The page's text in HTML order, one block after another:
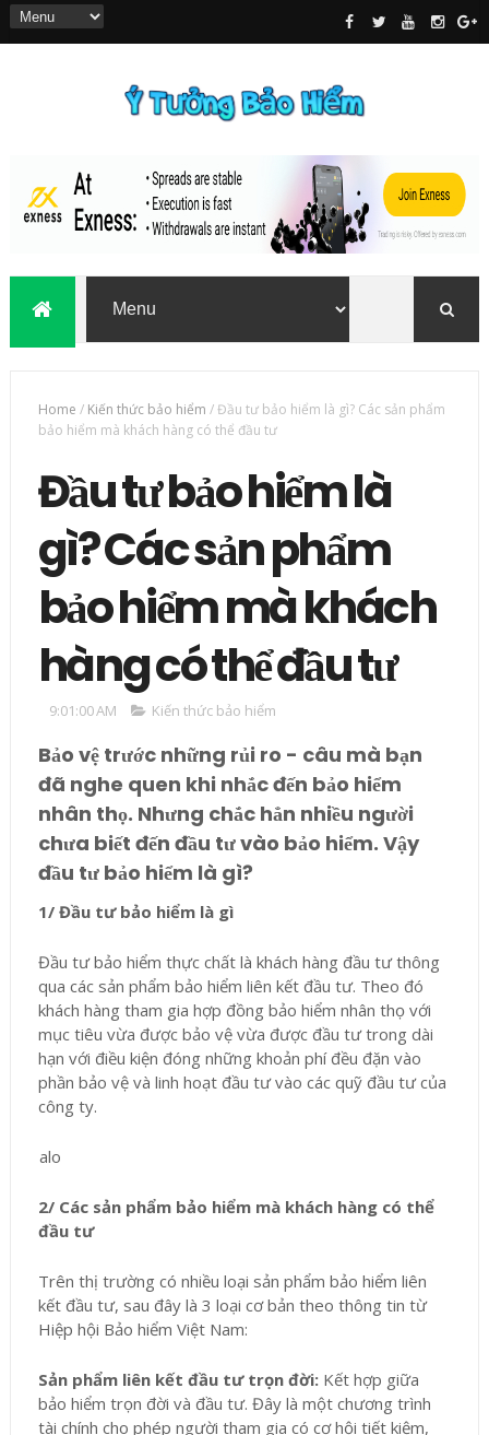
Home / Kiến thức bảo hiểm /Đầu tư bảo hiểm là gì? Các sản phẩm
bảo hiểm mà khách hàng có thể đầu tư
Đầu tư bảo hiểm là
gì? Các sản phẩm
bảo hiểm mà khách
hàng có thể đầu tư
9:01:00 AM Kiến thức bảo hiểm
Bảo vệ trước những rủi ro - câu mà bạn
đã nghe quen khi nhắc đến bảo hiểm
nhân thọ. Nhưng chắc hẳn nhiều người
chưa biết đến đầu tư vào bảo hiểm. Vậy
đầu tư bảo hiểm là gì?
1/ Đầu tư bảo hiểm là gì
Đầu tư bảo hiểm thực chất là khách hàng đầu tư thông
qua các sản phẩm bảo hiểm liên kết đầu tư. Theo đó
khách hàng tham gia hợp đồng bảo hiểm nhân thọ với
mục tiêu vừa được bảo vệ vừa được đầu tư trong dài
hạn với điều kiện đóng những khoản phí đều đặn vào
phần bảo vệ và linh hoạt đầu tư vào các quỹ đầu tư của
công ty.
2/ Các sản phẩm bảo hiểm mà khách hàng có thể
đầu tư
Trên thị trường có nhiều loại sản phẩm bảo hiểm liên
kết đầu tư, sau đây là 3 loại cơ bản theo thông tin từ
Hiệp hội Bảo hiểm Việt Nam:
Sản phẩm liên kết đầu tư trọn đời:Kết hợp giữa
bảo hiểm trọn đời và đầu tư. Đây là một chương trình
tài chính cho phép người tham gia có cơ hội tiết kiệm,